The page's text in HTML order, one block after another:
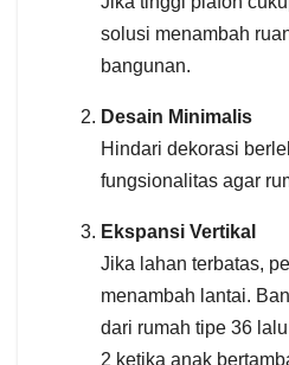
solusi menambah
bangunan.
Desain Minimalis
Hindari dekorasi
fungsionalitas agar
Ekspansi Vertikal
Jika lahan terbatas,
menambah lantai.
dari rumah tipe 36
2 ketika anak